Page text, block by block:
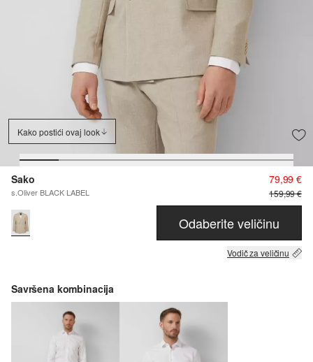
Kako postići ovaj look
Sako
s.Oliver BLACK LABEL
79,99 €
159,99 €
Odaberite veličinu
Vodič za veličinu
Savršena kombinacija